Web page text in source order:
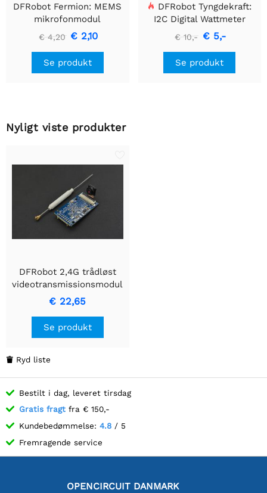
DFRobot Fermion: MEMS
mikrofonmodul
€ 4,20 € 2,10
Se produkt
DFRobot Tyngdekraft:
I2C Digital Wattmeter
€ 10,- € 5,-
Se produkt
Nyligt viste produkter
DFRobot 2,4G trådløst
videotransmissionsmodul
(640*480 opløsning)
€ 22,65
Se produkt
 Ryd liste
Bestilt i dag, leveret tirsdag
Gratis fragt fra € 150,-
Kundebedømmelse: 4.8 / 5
Fremragende service
OPENCIRCUIT DANMARK